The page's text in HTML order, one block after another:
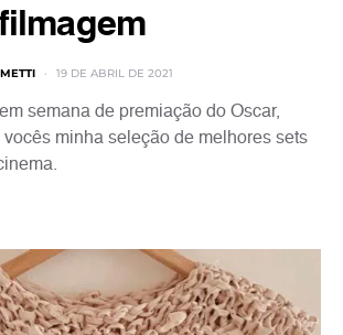
19 DE ABRIL DE 2021
semana de premiação do Oscar,
minha seleção de melhores sets